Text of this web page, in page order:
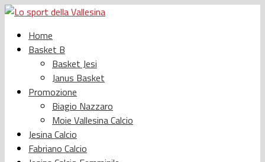
Home
Basket B
Basket Jesi
Janus Basket
Promozione
Biagio Nazzaro
Moie Vallesina Calcio
Jesina Calcio
Fabriano Calcio